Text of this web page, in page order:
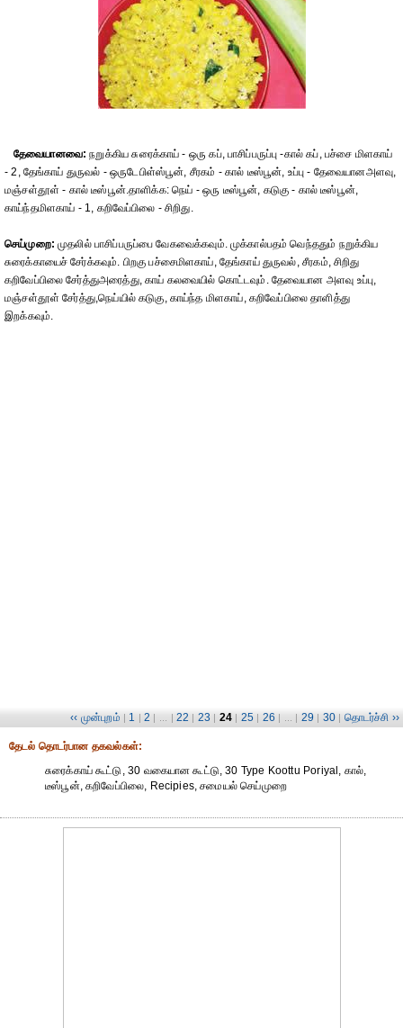
தேவையானவை: நறுக்கிய சுரைக்காய் - ஒரு கப், பாசிப்பருப்பு -கால் கப், பச்சை மிளகாய்
- 2, தேங்காய் துருவல் - ஒருடேபிள்ஸ்பூன், சீரகம் - கால் டீஸ்பூன், உப்பு - தேவையானஅளவு,
மஞ்சள்தூள் - கால் டீஸ்பூன்.தாளிக்க: நெய் - ஒரு டீஸ்பூன், கடுகு - கால் டீஸ்பூன்,
காய்ந்தமிளகாய் - 1, கறிவேப்பிலை - சிறிது.
செய்முறை: முதலில் பாசிப்பருப்பை வேகவைக்கவும். முக்கால்பதம் வெந்ததும் நறுக்கிய
சுரைக்காயைச் சேர்க்கவும். பிறகு பச்சைமிளகாய், தேங்காய் துருவல், சீரகம், சிறிது
கறிவேப்பிலை சேர்த்துஅரைத்து, காய் கலவையில் கொட்டவும். தேவையான அளவு உப்பு,
மஞ்சள்தூள் சேர்த்து,நெய்யில் கடுகு, காய்ந்த மிளகாய், கறிவேப்பிலை தாளித்து
இறக்கவும்.
‹‹ முன்புறம் | 1 | 2 | ... | 22 | 23 | 24 | 25 | 26 | ... | 29 | 30 | தொடர்ச்சி ››
தேட‌ல் தொட‌ர்பான தகவ‌ல்க‌ள்:
சுரைக்காய் கூட்டு, 30 வகையான கூட்டு, 30 Type Koottu Poriyal, கால்,
டீஸ்பூன், கறிவேப்பிலை, Recipies, சமையல் செய்முறை